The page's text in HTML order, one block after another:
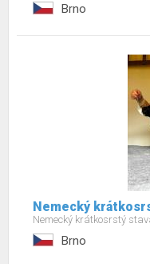
Brno
Nemecký
Nemecký krátkosrstý
Brno